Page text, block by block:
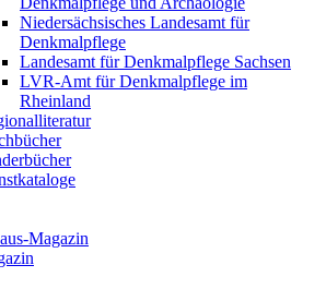
Niedersächsisches Landesamt für
Denkmalpflege
Landesamt für Denkmalpflege Sachsen
LVR-Amt für Denkmalpflege im
Rheinland
Magazin